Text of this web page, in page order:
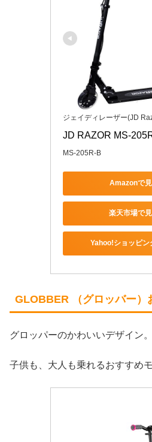
ジェイディレーザー(JD
JD RAZOR MS-
MS-205R-B
Amazonで
楽天市場で
Yahoo!ショッピン
GLOBBER （グロッバー）
グロッパーのかわいいデザイン
子供も、大人も乗れるおすすめモ